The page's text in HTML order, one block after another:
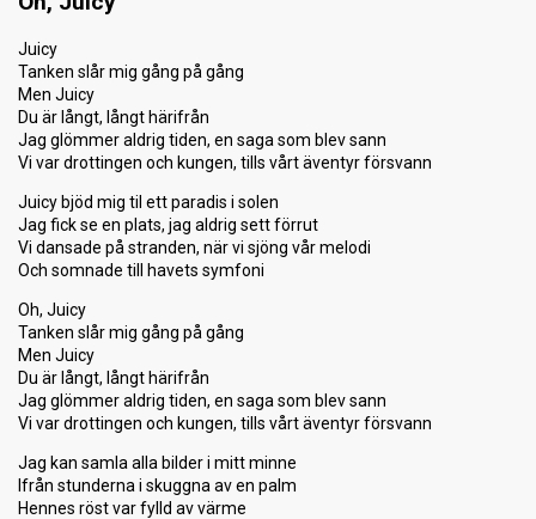
Juicy
Tanken slår mig gång på gång
Men Juicy
Du är långt, långt härifrån
Jag glömmer aldrig tiden, en saga som blev sann
Vi var drottingen och kungen, tills vårt äventyr försvann
Juicy bjöd mig til ett paradis i solen
Jag fick se en plats, jag aldrig sett förrut
Vi dansade på stranden, när vi sjöng vår melodi
Och somnade till havets symfoni
Oh, Juicy
Tanken slår mig gång på gång
Men Juicy
Du är långt, långt härifrån
Jag glömmer aldrig tiden, en saga som blev sann
Vi var drottingen och kungen, tills vårt äventyr försvann
Jag kan samla alla bilder i mitt minne
Ifrån stunderna i skuggna av en palm
Hennes röst var fylld av värme